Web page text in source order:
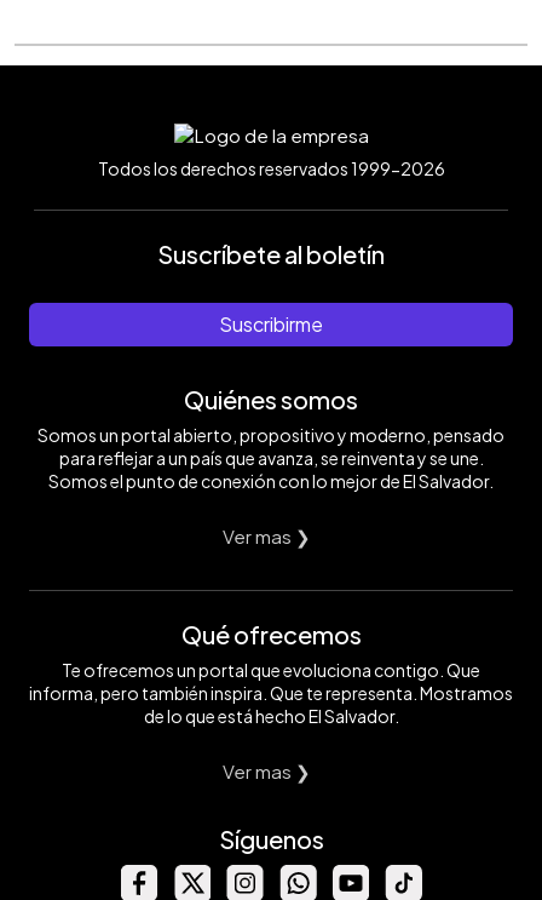
Todos los derechos reservados 1999-2026
Suscríbete al boletín
Suscribirme
Quiénes somos
Somos un portal abierto, propositivo y moderno, pensado
para reflejar a un país que avanza, se reinventa y se une.
Somos el punto de conexión con lo mejor de El Salvador.
Ver mas ❯
Qué ofrecemos
Te ofrecemos un portal que evoluciona contigo. Que
informa, pero también inspira. Que te representa. Mostramos
de lo que está hecho El Salvador.
Ver mas ❯
Síguenos